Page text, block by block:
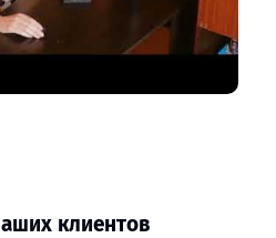
клиентов